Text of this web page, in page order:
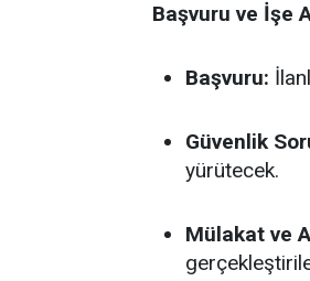
Başvuru ve İşe
Başvuru:
Güvenlik
yürütecek.
Mülakat ve